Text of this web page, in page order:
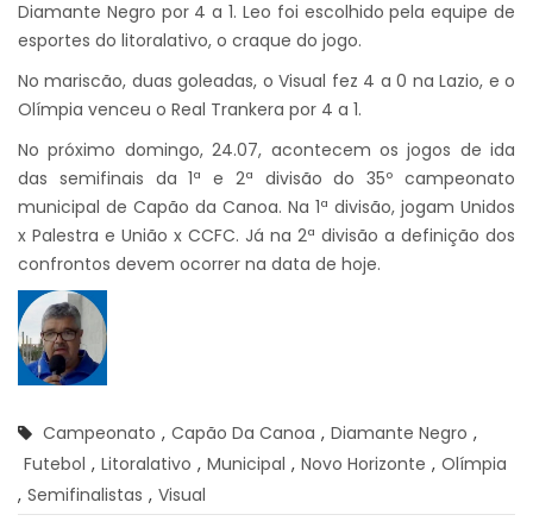
Diamante Negro por 4 a 1. Leo foi escolhido pela equipe de
esportes do litoralativo, o craque do jogo.
No mariscão, duas goleadas, o Visual fez 4 a 0 na Lazio, e o
Olímpia venceu o Real Trankera por 4 a 1.
No próximo domingo, 24.07, acontecem os jogos de ida
das semifinais da 1ª e 2ª divisão do 35º campeonato
municipal de Capão da Canoa. Na 1ª divisão, jogam Unidos
x Palestra e União x CCFC. Já na 2ª divisão a definição dos
confrontos devem ocorrer na data de hoje.
Campeonato , Capão Da Canoa , Diamante Negro ,
Futebol , Litoralativo , Municipal , Novo Horizonte , Olímpia
, Semifinalistas , Visual